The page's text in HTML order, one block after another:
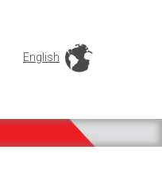
English